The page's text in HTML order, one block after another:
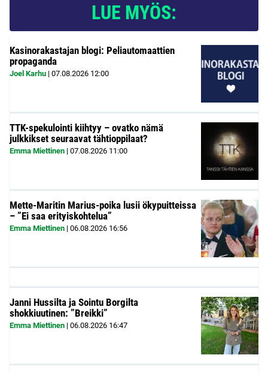
LUE MYÖS:
Kasinorakastajan blogi: Peliautomaattien
propaganda
Joel Karhu | 07.08.2026 12:00
TTK-spekulointi kiihtyy – ovatko nämä
julkkikset seuraavat tähtioppilaat?
Emma Miettinen | 07.08.2026 11:00
Mette-Maritin Marius-poika lusii ökypuitteissa
– ”Ei saa erityiskohtelua”
Emma Miettinen | 06.08.2026 16:56
Janni Hussilta ja Sointu Borgilta
shokkiuutinen: ”Breikki”
Emma Miettinen | 06.08.2026 16:47